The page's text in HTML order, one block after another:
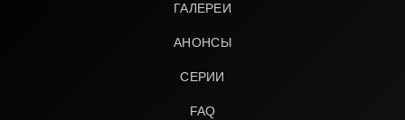
ГАЛЕРЕИ
АНОНСЫ
СЕРИИ
FAQ